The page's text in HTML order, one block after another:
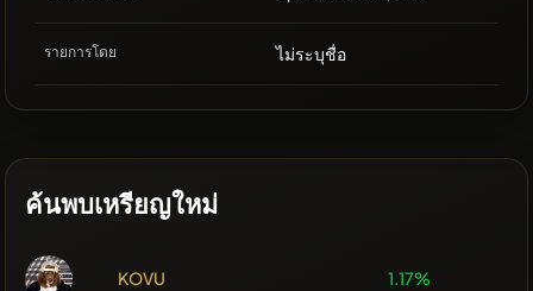
รายการโดย ไม่ระบุชื่อ
ค้นพบเหรียญใหม่
KOVU 1.17%